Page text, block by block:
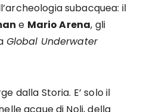
subacquea: il
e Mario Arena, gli
Global Underwater
dalla Storia. E’ solo il
acque di Noli, della